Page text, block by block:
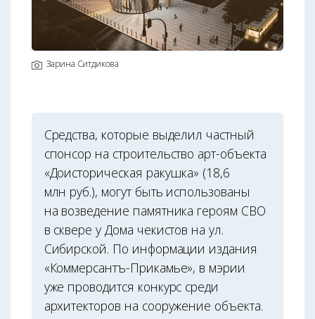
Зарина Ситдикова
Средства, которые выделил частный
спонсор на строительство арт-объекта
«Доисторическая ракушка» (18,6
млн руб.), могут быть использованы
на возведение памятника героям СВО
в сквере у Дома чекистов на ул.
Сибирской. По информации издания
«Коммерсантъ-Прикамье», в мэрии
уже проводится конкурс среди
архитекторов на сооружение объекта.